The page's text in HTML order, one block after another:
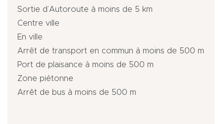
Sortie d’Autoroute à moins de 5 km
Centre ville
En ville
Arrêt de transport en commun à moins de 500 m
Port de plaisance à moins de 500 m
Zone piétonne
Arrêt de bus à moins de 500 m